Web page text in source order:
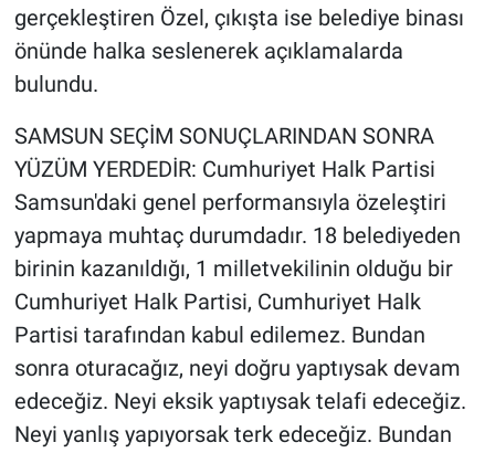
gerçekleştiren Özel, çıkışta ise belediye binası
önünde halka seslenerek açıklamalarda
bulundu.
SAMSUN SEÇİM SONUÇLARINDAN SONRA
YÜZÜM YERDEDİR: Cumhuriyet Halk Partisi
Samsun'daki genel performansıyla özeleştiri
yapmaya muhtaç durumdadır. 18 belediyeden
birinin kazanıldığı, 1 milletvekilinin olduğu bir
Cumhuriyet Halk Partisi, Cumhuriyet Halk
Partisi tarafından kabul edilemez. Bundan
sonra oturacağız, neyi doğru yaptıysak devam
edeceğiz. Neyi eksik yaptıysak telafi edeceğiz.
Neyi yanlış yapıyorsak terk edeceğiz. Bundan